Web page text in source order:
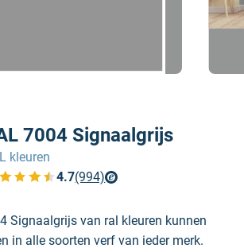
7004 Signaalgrijs
kleuren
4.7(994)
de verfplaza beoordelingen
Signaalgrijs van ral kleuren kunnen
in alle soorten verf van ieder merk.